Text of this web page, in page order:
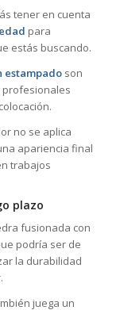
tener en cuenta
para
estás buscando.
estampadoson
profesionales
no se aplica
apariencia final
trabajos
plazo
fusionada con
podría ser de
la durabilidad
juega un